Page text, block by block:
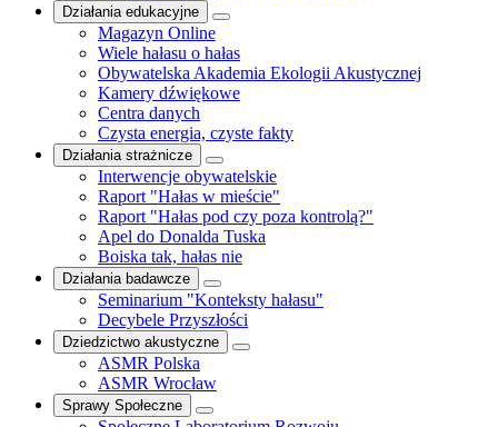
Działania edukacyjne
Magazyn Online
Wiele hałasu o hałas
Obywatelska Akademia Ekologii Akustycznej
Kamery dźwiękowe
Centra danych
Czysta energia, czyste fakty
Działania strażnicze
Interwencje obywatelskie
Raport "Hałas w mieście"
Raport "Hałas pod czy poza kontrolą?"
Apel do Donalda Tuska
Boiska tak, hałas nie
Działania badawcze
Seminarium "Konteksty hałasu"
Decybele Przyszłości
Dziedzictwo akustyczne
ASMR Polska
ASMR Wrocław
Sprawy Społeczne